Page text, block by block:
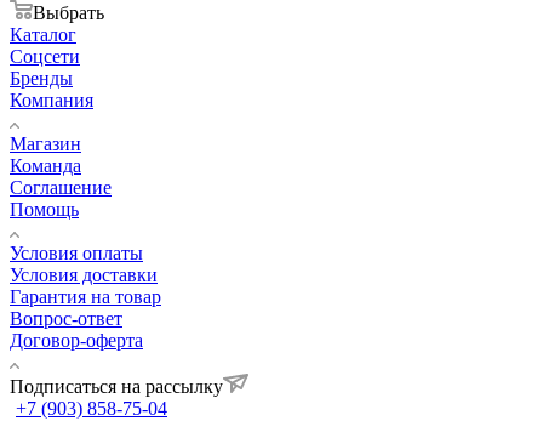
Выбрать
Каталог
Соцсети
Бренды
Компания
Магазин
Команда
Соглашение
Помощь
Условия оплаты
Условия доставки
Гарантия на товар
Вопрос-ответ
Договор-оферта
Подписаться на рассылку
+7 (903) 858-75-04